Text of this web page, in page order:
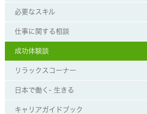
必要なスキル
仕事に関する相談
成功体験談
リラックスコーナー
日本で働く- 生きる
キャリアガイドブック